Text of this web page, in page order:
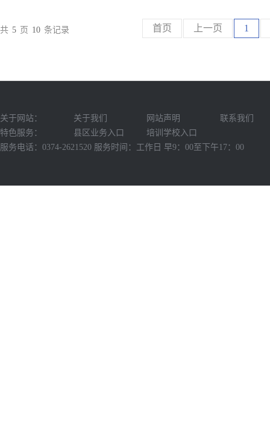
共 5 页 10 条记录 首页 上一页 1
关于网站： 关于我们 网站声明
联系我们
特色服务：
县区业务入口
培训学校入口
服务电话：0374-2621520 服务时间：工作日 早9：00至下午17：00